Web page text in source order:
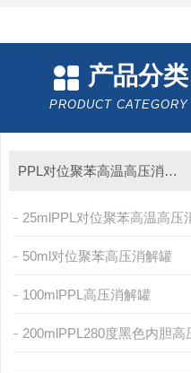
产品分类
PRODUCT CATEGORY
PPL对位聚苯高温高压消解罐
50ml对位聚苯高压消解罐
100mlPPL高压消解罐